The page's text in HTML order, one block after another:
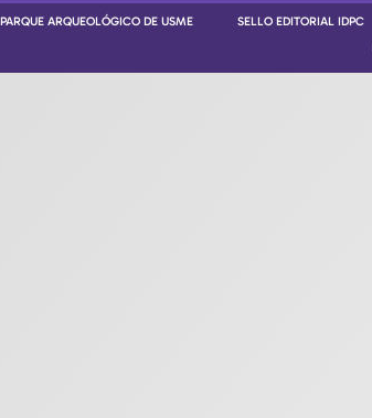
PARQUE ARQUEOLÓGICO DE USME SELLO EDITORIAL IDPC